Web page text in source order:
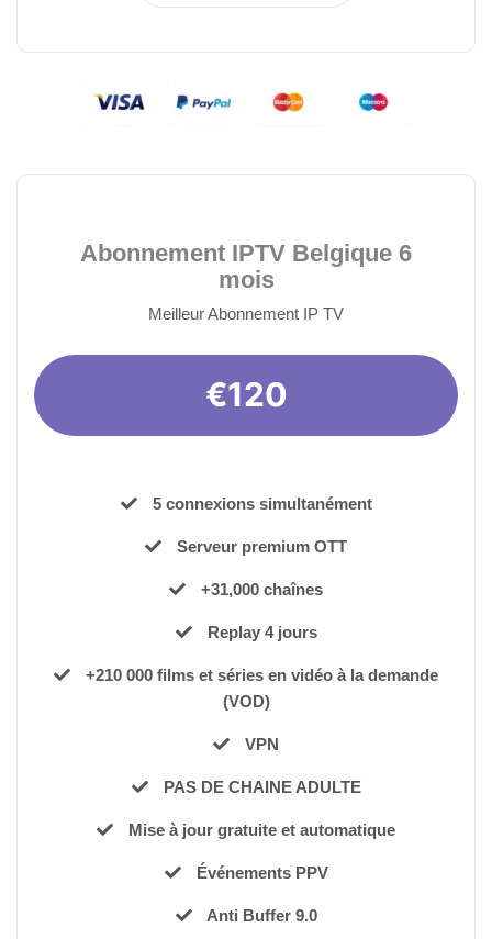
Abonnement IPTV Belgique 6
mois
Meilleur Abonnement IP TV
€120
5 connexions simultanément
Serveur premium OTT
+31,000 chaînes
Replay 4 jours
+210 000 films et séries en vidéo à la demande
(VOD)
VPN
PAS DE CHAINE ADULTE
Mise à jour gratuite et automatique
Événements PPV
Anti Buffer 9.0